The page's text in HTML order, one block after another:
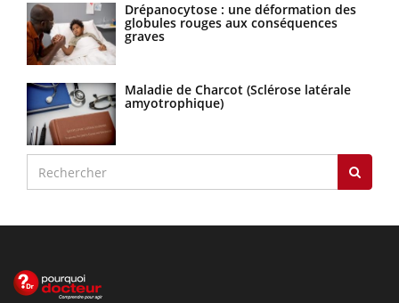
Drépanocytose : une déformation des
globules rouges aux conséquences
graves
Maladie de Charcot (Sclérose latérale
amyotrophique)